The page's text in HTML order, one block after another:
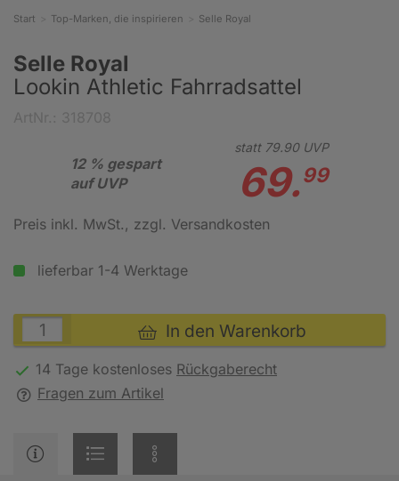
Start Top-Marken, die inspirieren Selle Royal
Selle Royal
Lookin Athletic Fahrradsattel
12 % gespart
auf UVP
statt 79.90UVP
69.99
Preis inkl. MwSt., zzgl. Versandkosten
lieferbar 1-4 Werktage
In den Warenkorb
14 Tage kostenloses Rückgaberecht
Fragen zum Artikel